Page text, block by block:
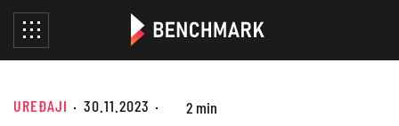
UREĐAJI 30.11.2023 2 min